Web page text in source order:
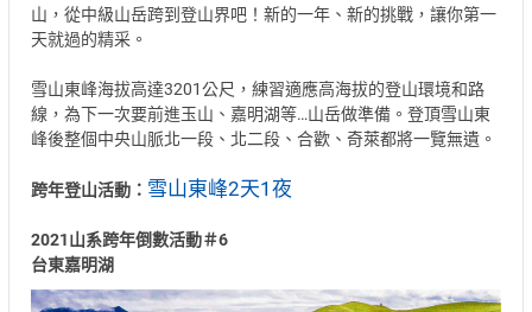
山，從中級山岳跨到登山界吧！新的一年、新的挑戰，讓你第一
天就過的精采。
雪山東峰海拔高達3201公尺，練習適應高海拔的登山環境和路
線，為下一次要前進玉山、嘉明湖等…山岳做準備。登頂雪山東
峰後整個中央山脈北一段、北二段、合歡、奇萊都將一覽無遺。
跨年登山活動： 雪山東峰2天1夜
2021山系跨年倒數活動＃6
台東嘉明湖